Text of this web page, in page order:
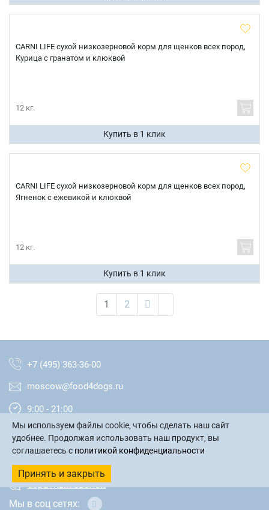
CARNI LIFE сухой низкозерновой корм для щенков всех пород,
Курица с гранатом и клюквой
12 кг.
Купить в 1 клик
CARNI LIFE сухой низкозерновой корм для щенков всех пород,
Ягненок с ежевикой и клюквой
12 кг.
Купить в 1 клик
1 2
+7 (495) 363-36-00
moscow@food4dogs.ru
9:00 - 21:00
Москва и МО
обратный звонок
Мы в соц сетях:
Мы используем файлы cookie, чтобы сделать наш сайт
удобнее. Продолжая использовать наш продукт, вы
соглашаетесь с политикой конфиденциальности
Принять и закрыть